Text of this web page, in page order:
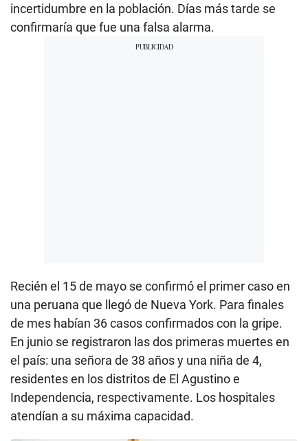
incertidumbre en la población. Días más tarde se
confirmaría que fue una falsa alarma.
Recién el 15 de mayo se confirmó el primer caso en
una peruana que llegó de Nueva York. Para finales
de mes habían 36 casos confirmados con la gripe.
En junio se registraron las dos primeras muertes en
el país: una señora de 38 años y una niña de 4,
residentes en los distritos de El Agustino e
Independencia, respectivamente. Los hospitales
atendían a su máxima capacidad.